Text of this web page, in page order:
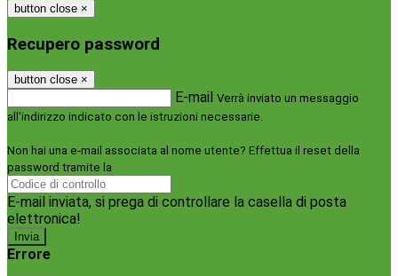
button close ×
Recupero password
button close ×
E-mail Verrà inviato un messaggio
all'indirizzo indicato con le istruzioni necessarie.
Non hai una e-mail associata al nome utente? Effettua il reset della
password tramite la
E-mail inviata, si prega di controllare la casella di posta
elettronica!
Errore